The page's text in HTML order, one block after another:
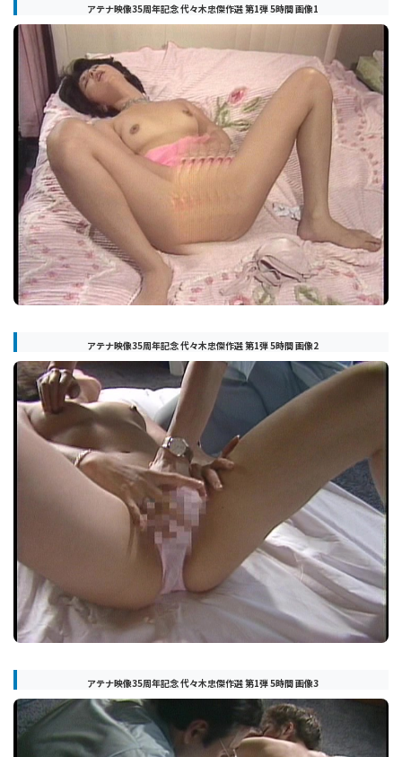
アテナ映像35周年記念 代々木忠傑作選 第1弾 5時間 画像1
アテナ映像35周年記念 代々木忠傑作選 第1弾 5時間 画像2
アテナ映像35周年記念 代々木忠傑作選 第1弾 5時間 画像3